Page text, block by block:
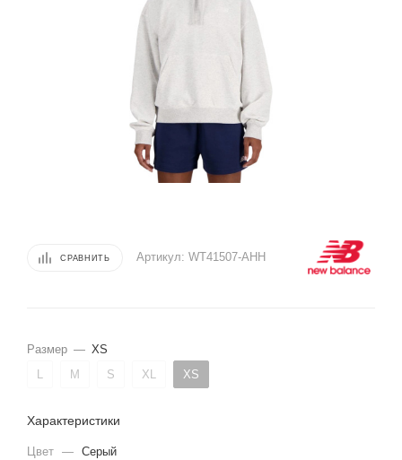
СРАВНИТЬ Артикул: WT41507-AHH
Размер — XS
L
M S XL XS
Характеристики
Цвет — Серый